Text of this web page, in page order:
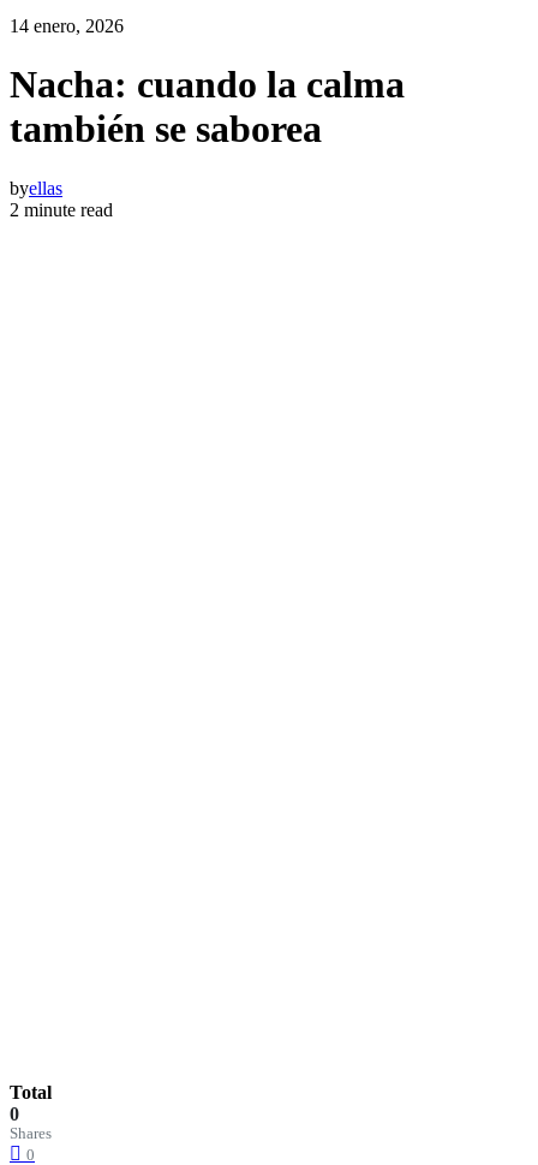
14 enero, 2026
Nacha: cuando la calma
también se saborea
byellas
2 minute read
Total
0
Shares
0